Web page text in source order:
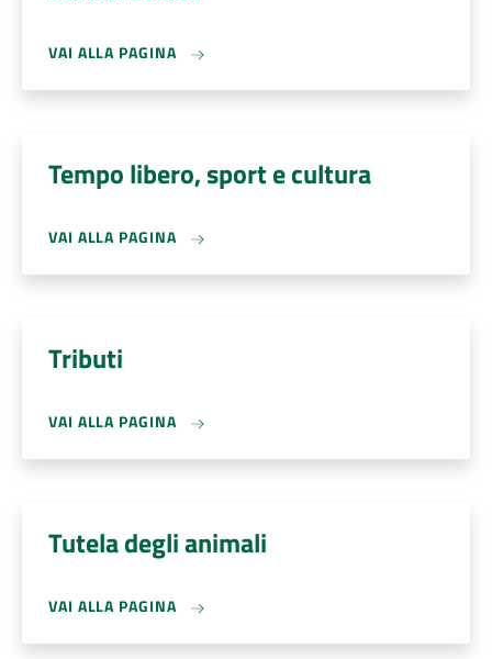
VAI ALLA PAGINA
Tempo libero, sport e cultura
VAI ALLA PAGINA
Tributi
VAI ALLA PAGINA
Tutela degli animali
VAI ALLA PAGINA